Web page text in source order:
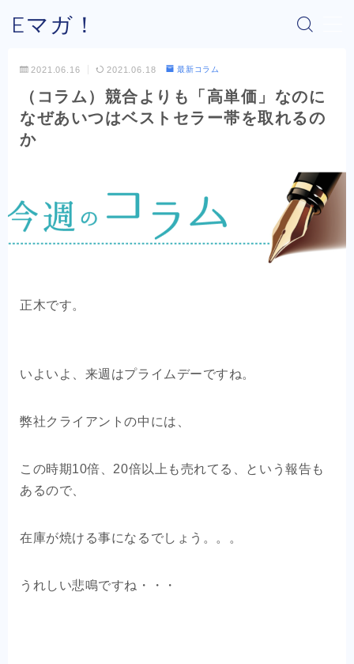
Eマガ！
Eマガ！とは？
最新コラム
OEM商品×Amazon
OEM商品×自社EC
2021.06.16 2021.06.18 最新コラム
（コラム）競合よりも「高単価」なのに
なぜあいつはベストセラー帯を取れるの
か
正木です。
いよいよ、来週はプライムデーですね。
弊社クライアントの中には、
この時期10倍、20倍以上も売れてる、という報告も
あるので、
在庫が焼ける事になるでしょう。。。
うれしい悲鳴ですね・・・